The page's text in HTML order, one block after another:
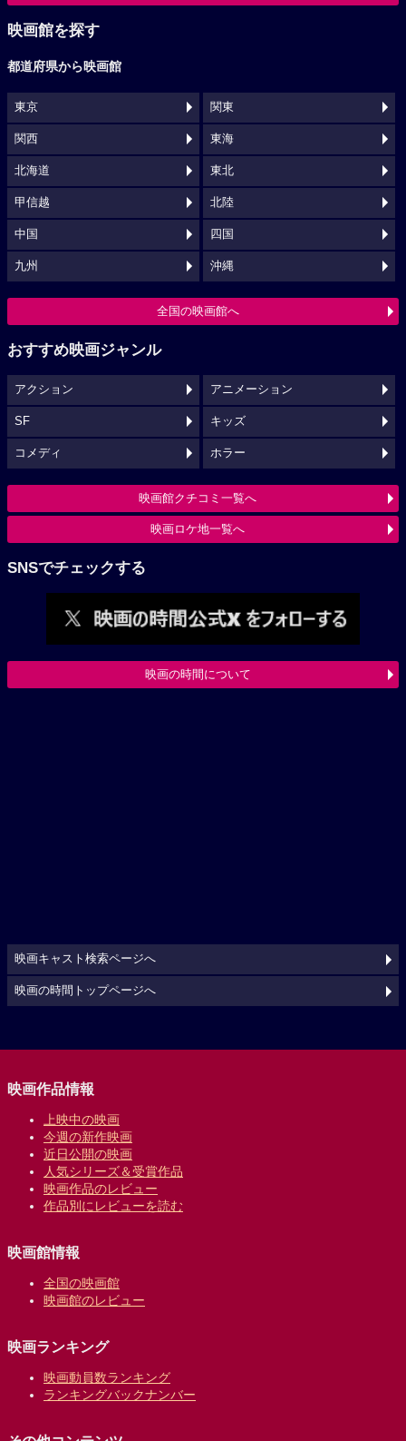
映画館を探す
都道府県から映画館
東京 関東
関西 東海
北海道 東北
甲信越 北陸
中国 四国
九州 沖縄
全国の映画館へ
おすすめ映画ジャンル
アクション アニメーション
SF キッズ
コメディ ホラー
映画館クチコミ一覧へ
映画ロケ地一覧へ
SNSでチェックする
映画の時間について
映画キャスト検索ページへ
映画の時間トップページへ
映画作品情報
上映中の映画
今週の新作映画
近日公開の映画
人気シリーズ＆受賞作品
映画作品のレビュー
作品別にレビューを読む
映画館情報
全国の映画館
映画館のレビュー
映画ランキング
映画動員数ランキング
ランキングバックナンバー